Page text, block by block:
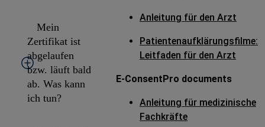
Mein
Zertifikat ist
abgelaufen
bzw. läuft bald
ab. Was kann
ich tun?
Anleitung für den Arzt
Patientenaufklärungsfilme:
Leitfaden für den Arzt
E-ConsentPro documents
Anleitung für medizinische
Fachkräfte